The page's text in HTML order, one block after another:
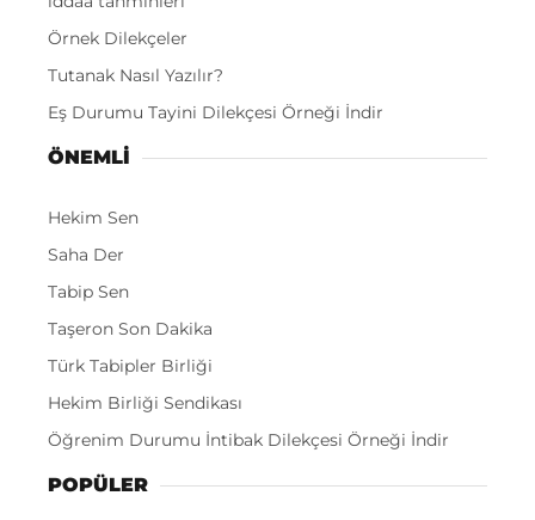
Örnek Dilekçeler
Tutanak Nasıl Yazılır?
Eş Durumu Tayini Dilekçesi Örneği İndir
ÖNEMLI
Hekim Sen
Saha Der
Tabip Sen
Taşeron Son Dakika
Türk Tabipler Birliği
Hekim Birliği Sendikası
Öğrenim Durumu İntibak Dilekçesi Örneği İndir
POPÜLER